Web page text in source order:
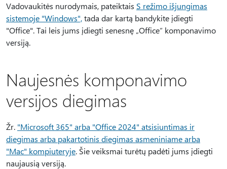
Vadovaukitės nurodymais, pateiktais S režimo išjungimas
sistemoje "Windows",tada dar kartą bandykite įdiegti
"Office". Tai leis jums įdiegti senesnę „Office“ komponavimo
versiją.
Naujesnės komponavimo
versijos diegimas
Žr. "Microsoft 365" arba "Office 2024" atsisiuntimas ir
diegimas arba pakartotinis diegimas asmeniniame arba
"Mac" kompiuteryje. Šie veiksmai turėtų padėti jums įdiegti
naujausią versiją.